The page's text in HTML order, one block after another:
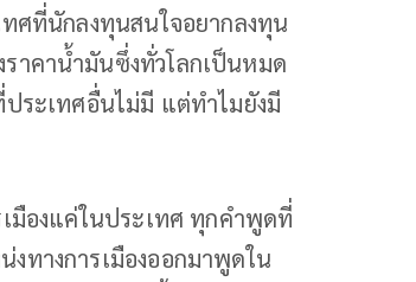
ศที่นักลงทุนสนใจอยากลงทุน
าคาน้ำมันซึ่งทั่วโลกเป็นหมด
ระเทศอื่นไม่มี แต่ทำไมยังมี
มืองแค่ในประเทศ ทุกคำพูดที่
ทางการเมืองออกมาพูดใน